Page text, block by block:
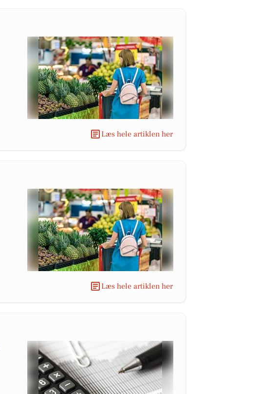
Læs hele artiklen her
Læs hele artiklen her